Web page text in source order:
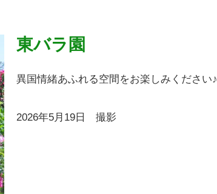
東バラ園
異国情緒あふれる空間をお楽しみください♪
2026年5月19日 撮影